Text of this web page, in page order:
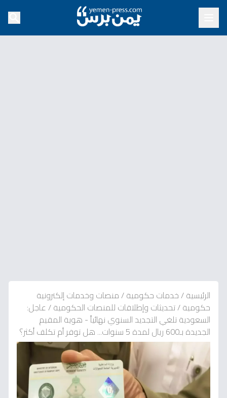
الرئيسية/خدمات حكومية/منصات وخدمات إلكترونية
حكومية/تحديثات وإطلاقات للمنصات الحكومية/عاجل:
السعودية تلغي التجديد السنوي نهائياً - هوية المقيم
الجديدة بـ600 ريال لمدة 5 سنوات... هل توفر أم تكلف أكثر؟